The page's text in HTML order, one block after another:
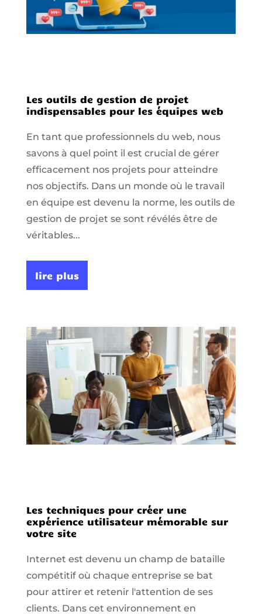
Les outils de gestion de projet
indispensables pour les équipes web
En tant que professionnels du web, nous
savons à quel point il est crucial de gérer
efficacement nos projets pour atteindre
nos objectifs. Dans un monde où le travail
en équipe est devenu la norme, les outils de
gestion de projet se sont révélés être de
véritables...
lire plus
Les techniques pour créer une
expérience utilisateur mémorable sur
votre site
Internet est devenu un champ de bataille
compétitif où chaque entreprise se bat
pour attirer et retenir l'attention de ses
clients. Dans cet environnement en